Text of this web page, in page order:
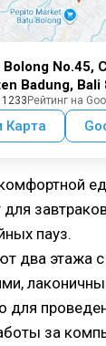
No.45,
Badung, Bali
Рейтинг на
Карта
пауз.
два этажа
для
за